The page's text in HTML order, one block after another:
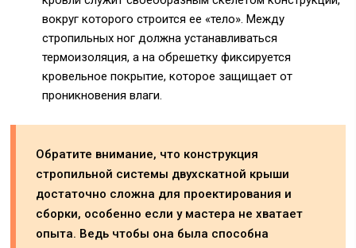
вокруг которого строится ее «тело». Между
стропильных ног должна устанавливаться
термоизоляция, а на обрешетку фиксируется
кровельное покрытие, которое защищает от
проникновения влаги.
Обратите внимание, что конструкция
стропильной системы двухскатной крыши
достаточно сложна для проектирования и
сборки, особенно если у мастера не хватает
опыта. Ведь чтобы она была способна